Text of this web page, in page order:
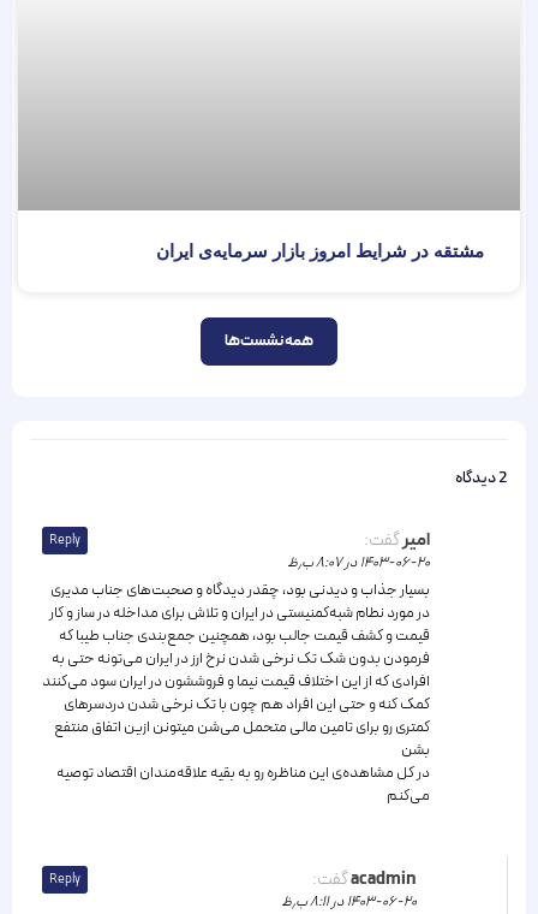
مشتقه در شرایط امروز بازار سرمایه‌ی ایران
همه نشست‌ها
2 دیدگاه
امیرگفت:
۱۴۰۳-۰۶-۲۰ در ۸:۰۷ ب٫ظ
بسیار جذاب و دیدنی بود، چقدر دیدگاه و صحبت‌های جناب مدیری
در مورد نطام شبه‌کمنیستی در ایران و تلاش برای مداخله در ساز و کار
قیمت و کشف قیمت جالب بود، همچنین جمع‌بندی جناب طیبا که
فرمودن بدون شک تک نرخی شدن نرخ ارز در ایران می‌تونه حتی به
افرادی که از این اختلاف قیمت نیما و فروششون در ایران سود می‌کنند
کمک کنه و حتی این افراد هم چون با تک نرخی شدن دردسر‌های
کمتری رو برای تامین مالی متحمل می‌شن میتونن ازین اتفاق منتفع
بشن
در کل مشاهده‌ی این مناظره رو به بقیه علاقه‌مندان اقتصاد توصیه
می‌کنم
Reply
acadminگفت:
۱۴۰۳-۰۶-۲۰ در ۸:۱۱ ب٫ظ
Reply